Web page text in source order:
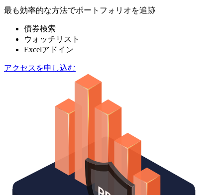
最も効率的な方法でポートフォリオを追跡
債券検索
ウォッチリスト
Excelアドイン
アクセスを申し込む